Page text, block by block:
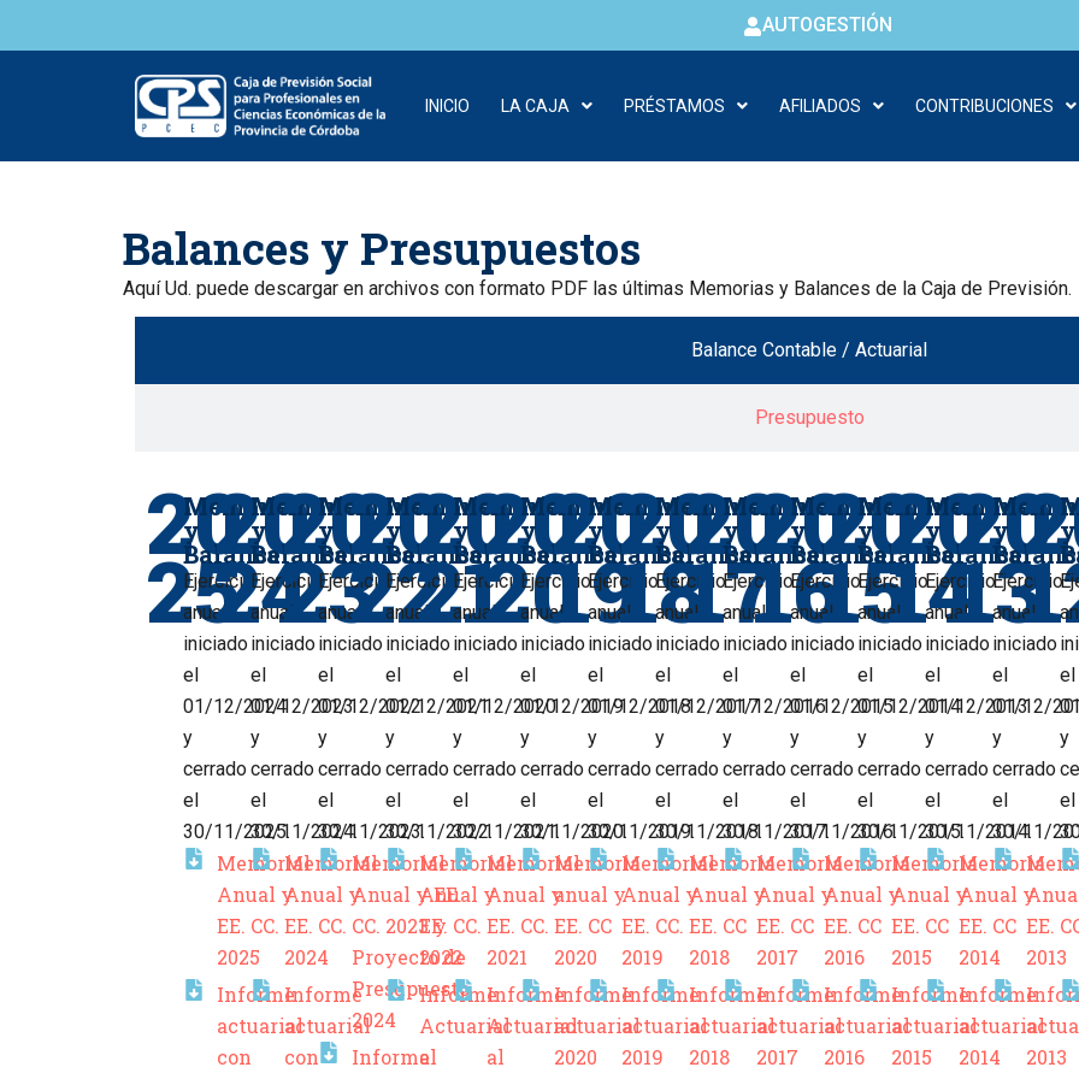
AUTOGESTIÓN
INICIO LA CAJA PRÉSTAMOS AFILIADOS CONTRIBUCIONES
Balances y Presupuestos
Aquí Ud. puede descargar en archivos con formato PDF las últimas Memorias y Balances de la Caja de Previsión.
Balance Contable / Actuarial
Presupuesto
20
25
Memoria
y
Balance
Ejercicio
anual
iniciado
el
01/12/2024
y
cerrado
el
30/11/2025.
Memorial
Anual y
EE. CC.
2025
Informe
actuarial
con
20
24
Memoria
y
Balance
Ejercicio
anual
iniciado
el
01/12/2023
y
cerrado
el
30/11/2024.
Memorial
Anual y
EE. CC.
2024
Informe
actuarial
con
20
23
Memoria
y
Balance
Ejercicio
anual
iniciado
el
01/12/2022
y
cerrado
el
30/11/2023.
Memorial
Anual y EE.
CC. 2023 y
Proyecto de
Presupuesto
2024
Informe
20
22
Memoria
y
Balance
Ejercicio
anual
iniciado
el
01/12/2021
y
cerrado
el
30/11/2022.
Memorial
Anual y
EE. CC.
2022
Informe
Actuarial
al
20
21
Memoria
y
Balance
Ejercicio
anual
iniciado
el
01/12/2020
y
cerrado
el
30/11/2021.
Memorial
Anual y
EE. CC.
2021
Informe
Actuarial
al
20
20
Memoria
y
Balance
Ejercicio
anual
iniciado
el
01/12/2019
y
cerrado
el
30/11/2020.
Memoria
anual y
EE. CC
2020
Informe
actuarial
2020
20
19
Memoria
y
Balance
Ejercicio
anual
iniciado
el
01/12/2018
y
cerrado
el
30/11/2019.
Memorial
Anual y
EE. CC.
2019
Informe
actuarial
2019
20
18
Memoria
y
Balance
Ejercicio
anual
iniciado
el
01/12/2017
y
cerrado
el
30/11/2018.
Memoria
Anual y
EE. CC
2018
Informe
actuarial
2018
20
17
Memoria
y
Balance
Ejercicio
anual
iniciado
el
01/12/2016
y
cerrado
el
30/11/2017.
Memoria
Anual y
EE. CC
2017
Informe
actuarial
2017
20
16
Memoria
y
Balance
Ejercicio
anual
iniciado
el
01/12/2015
y
cerrado
el
30/11/2016.
Memoria
Anual y
EE. CC
2016
Informe
actuarial
2016
20
15
Memoria
y
Balance
Ejercicio
anual
iniciado
el
01/12/2014
y
cerrado
el
30/11/2015.
Memoria
Anual y
EE. CC
2015
Informe
actuarial
2015
20
14
Memoria
y
Balance
Ejercicio
anual
iniciado
el
01/12/2013
y
cerrado
el
30/11/2014.
Memoria
Anual y
EE. CC
2014
Informe
actuarial
2014
20
13
y
Ejercicio
anual
iniciado
el
01/12/
y
cerrado
el
30/11/
EE.
2013
2013
y
el
y
el